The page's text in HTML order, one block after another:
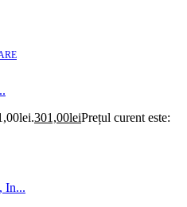
301,00leiPrețul curent este:
In...